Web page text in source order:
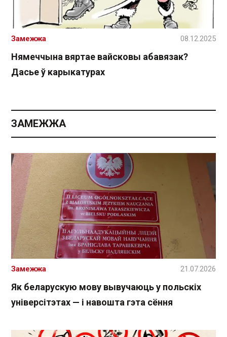
Нямеччына вяртае вайсковы абавязак?
Дасье ў карыкатурах
Замежжа 08.12.2025
ЗАМЕЖЖА
Як беларускую мову вывучаюць у польскіх
універсітэтах — і навошта гэта сёння
Замежжа 21.07.2026